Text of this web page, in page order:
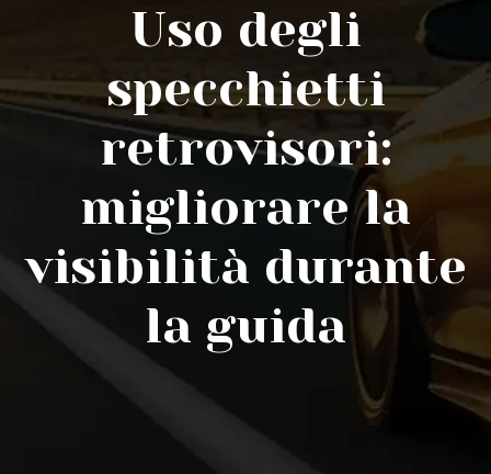
Uso degli
specchietti
retrovisori:
migliorare la
visibilità durante
la guida